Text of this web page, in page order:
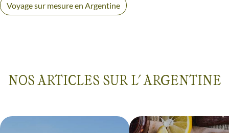
Voyage sur mesure en Argentine
NOS ARTICLES SUR L' ARGENTINE